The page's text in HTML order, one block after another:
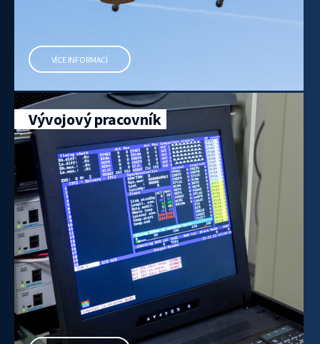
VÍCE INFORMACÍ
Vývojový pracovník